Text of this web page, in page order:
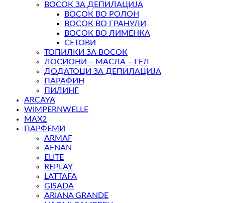
ВОСОК ЗА ДЕПИЛАЦИЈА
ВОСОК ВО РОЛОН
ВОСОК ВО ГРАНУЛИ
ВОСОК ВО ЛИМЕНКА
СЕТОВИ
ТОПИЛКИ ЗА ВОСОК
ЛОСИОНИ – МАСЛА – ГЕЛ
ДОДАТОЦИ ЗА ДЕПИЛАЦИЈА
ПАРАФИН
ПИЛИНГ
ARCAYA
WIMPERNWELLE
MAX2
ПАРФЕМИ
ARMAF
AFNAN
ELITE
REPLAY
LATTAFA
GISADA
ARIANA GRANDE